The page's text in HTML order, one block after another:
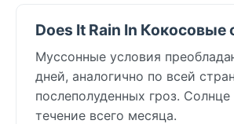
Does It Rain In Кокосовые
Муссонные условия
дней, аналогично по всей
послеполуденных гроз.
течение всего месяца.